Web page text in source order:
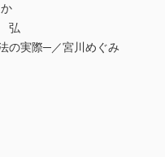
弘
の実際─／宮川めぐみ